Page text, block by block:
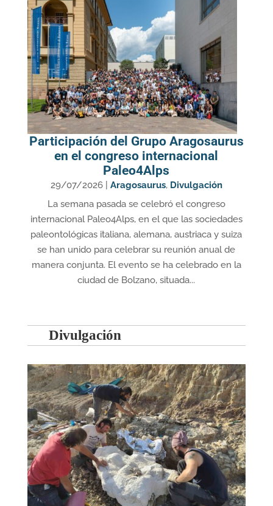
Participación del Grupo Aragosaurus
en el congreso internacional
Paleo4Alps
29/07/2026| Aragosaurus, Divulgación
La semana pasada se celebró el congreso
internacional Paleo4Alps, en el que las sociedades
paleontológicas italiana, alemana, austriaca y suiza
se han unido para celebrar su reunión anual de
manera conjunta. El evento se ha celebrado en la
ciudad de Bolzano, situada...
Divulgación